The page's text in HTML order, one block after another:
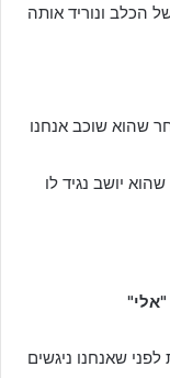
הכלב ונוריד אותה
שהוא שוכב אנחנו
יושב נגיד לו
"אלי"
שאנחנו ניגשים